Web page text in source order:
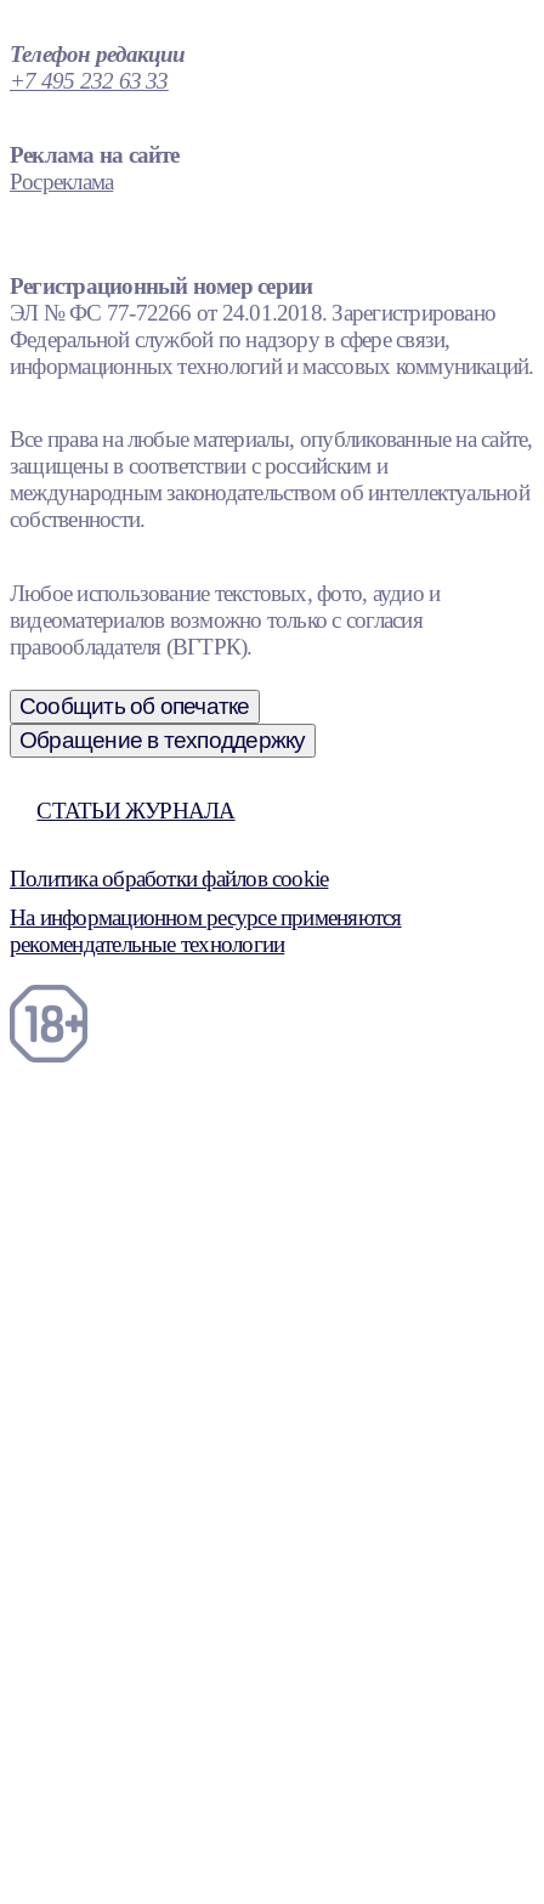
Телефон редакции
+7 495 232 63 33
Реклама на сайте
Росреклама
Регистрационный номер серии
ЭЛ № ФС 77-72266 от 24.01.2018. Зарегистрировано
Федеральной службой по надзору в сфере связи,
информационных технологий и массовых коммуникаций.
Все права на любые материалы, опубликованные на сайте,
защищены в соответствии с российским и
международным законодательством об интеллектуальной
собственности.
Любое использование текстовых, фото, аудио и
видеоматериалов возможно только с согласия
правообладателя (ВГТРК).
Сообщить об опечатке
Обращение в техподдержку
СТАТЬИ ЖУРНАЛА
Политика обработки файлов cookie
На информационном ресурсе применяются
рекомендательные технологии